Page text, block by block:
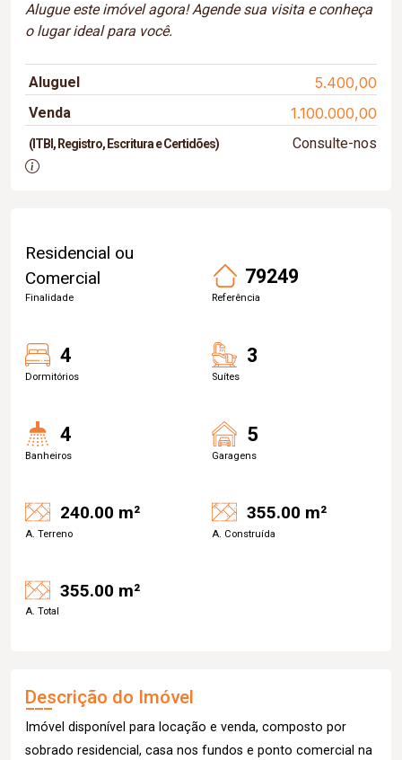
Alugue este imóvel agora! Agende sua visita e conheça
o lugar ideal para você.
Aluguel 5.400,00
Venda 1.100.000,00
(ITBI, Registro, Escritura e Certidões) Consulte-nos
Residencial ou
Comercial
Finalidade
79249
Referência
4
Dormitórios
3
Suítes
4
Banheiros
5
Garagens
240.00 m²
A. Terreno
355.00 m²
A. Construída
355.00 m²
A. Total
Descrição do Imóvel
Imóvel disponível para locação e venda, composto por
sobrado residencial, casa nos fundos e ponto comercial na